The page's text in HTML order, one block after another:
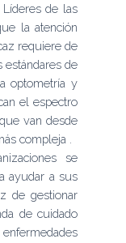
Líderes de las
la atención
requiere de
estándares de
optometría y
el espectro
van desde
compleja .
se
ayudar a sus
de gestionar
de cuidado